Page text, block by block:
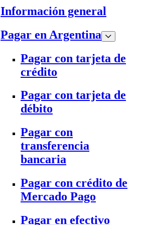
Información general
Pagar en Argentina
Pagar con tarjeta de
crédito
Pagar con tarjeta de
débito
Pagar con
transferencia
bancaria
Pagar con crédito de
Mercado Pago
Pagar en efectivo